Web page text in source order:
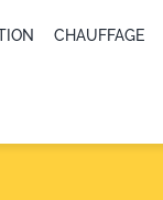
CHAUFFAGE